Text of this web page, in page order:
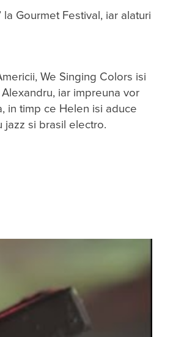
Gourmet Festival, iar alaturi
We Singing Colors isi
iar impreuna vor
in timp ce Helen isi aduce
jazz si brasil electro.